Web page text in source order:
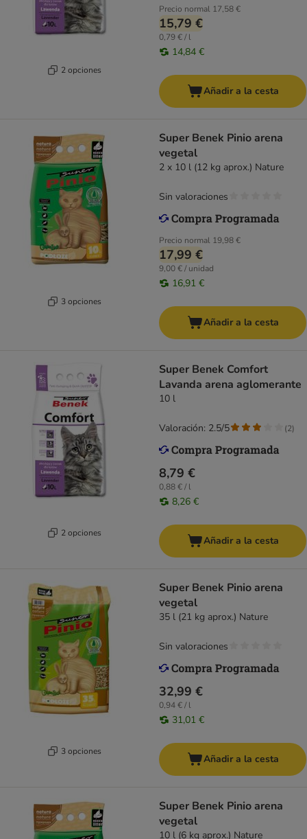
2 opciones
Precio normal 17,58 €
15,79 €
0,79 € / l
14,84 €
Añadir a la cesta
3 opciones
Super Benek Pinio arena
vegetal
2 x 10 l (12 kg aprox.) Nature
Precio normal 19,98 €
17,99 €
9,00 € / unidad
16,91 €
Sin valoraciones
Añadir a la cesta
2 opciones
Super Benek Comfort
Lavanda arena aglomerante
10 l
8,79 €
0,88 € / l
8,26 €
Valoración: 2.5/5 (2)
Añadir a la cesta
3 opciones
Super Benek Pinio arena
vegetal
35 l (21 kg aprox.) Nature
32,99 €
0,94 € / l
31,01 €
Sin valoraciones
Añadir a la cesta
Super Benek Pinio arena
vegetal
10 l (6 kg aprox.) Nature